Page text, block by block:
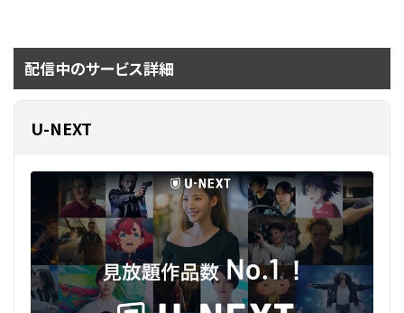
配信中のサービス詳細
U-NEXT